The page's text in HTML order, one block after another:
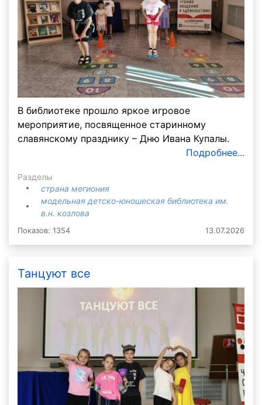
В библиотеке прошло яркое игровое
мероприятие, посвященное старинному
славянскому празднику – Дню Ивана Купалы.
Подробнее...
Разделы
страна мегиония
модельная детско-юношеская библиотека им.
в.н. козлова
Показов: 1354 13.07.2026
Танцуют все